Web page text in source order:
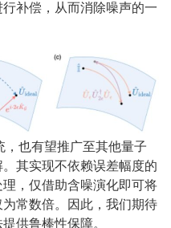
补偿，从而消除噪声的一
也有望推广至其他量子
其实现不依赖误差幅度的
，仅借助含噪演化即可将
常数倍。因此，我们期待
供鲁棒性保障。